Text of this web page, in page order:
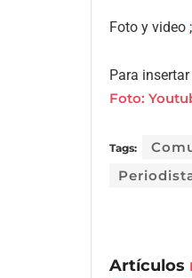
Foto y video ;
Para
Foto:
Tags:
Artículos